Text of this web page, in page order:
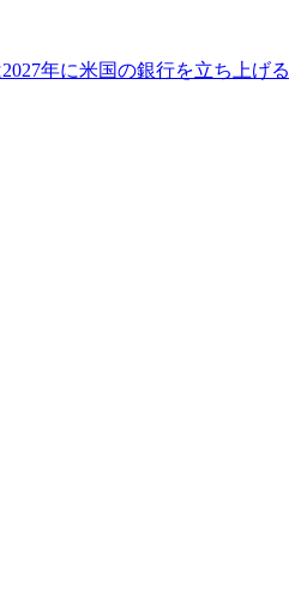
年に米国の銀行を立ち上げる